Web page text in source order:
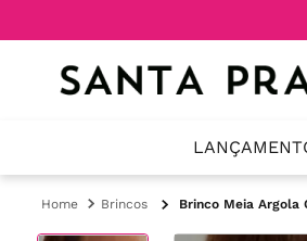
Brincos Brinco Meia Argola